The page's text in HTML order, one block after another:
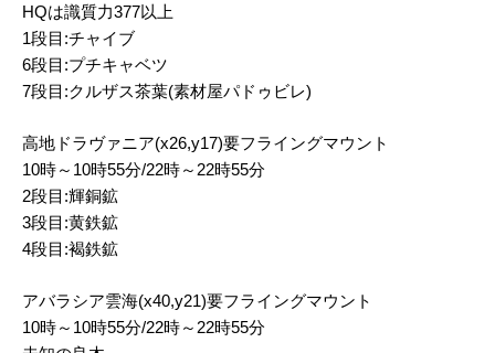
HQは識質力377以上
1段目:チャイブ
6段目:プチキャベツ
7段目:クルザス茶葉(素材屋パドゥビレ)
高地ドラヴァニア(x26,y17)要フライングマウント
10時～10時55分/22時～22時55分
2段目:輝銅鉱
3段目:黄鉄鉱
4段目:褐鉄鉱
アバラシア雲海(x40,y21)要フライングマウント
10時～10時55分/22時～22時55分